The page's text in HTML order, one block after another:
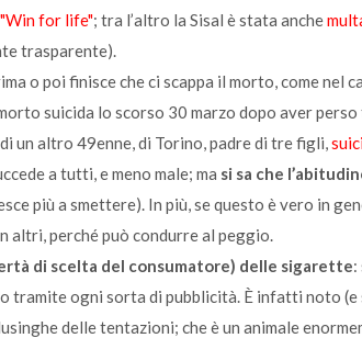
"Win for life"; tra l’altro la Sisal è stata anche
trasparente).
o poi finisce che ci scappa il morto, come nel
suicida lo scorso 30 marzo dopo aver
un altro 49enne, di Torino, padre di tre figli,
a tutti, e meno male; ma si sa che
più a smettere). In più, se questo è vero in
altri, perché può condurre al peggio.
di scelta del consumatore) delle sigarette:
tramite ogni sorta di pubblicità. È infatti noto
delle tentazioni; che è un animale